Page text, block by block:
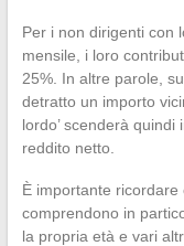
Per i non dirigenti con
mensile, i loro
25%. In altre parole,
detratto un importo
lordo’ scenderà
reddito netto.
È importante ricordare
comprendono in
la propria età e vari